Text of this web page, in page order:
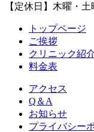
【定休日】木曜・
トップページ
ご挨拶
クリニック紹
料金表
アクセス
Q＆A
お知らせ
プライバシー